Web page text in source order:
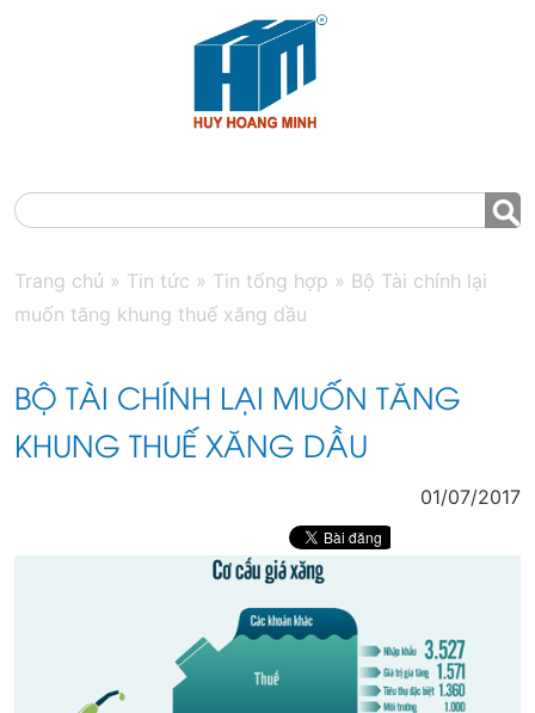
Trang chủ » Tin tức » Tin tổng hợp » Bộ Tài chính lại
muốn tăng khung thuế xăng dầu
BỘ TÀI CHÍNH LẠI MUỐN TĂNG
KHUNG THUẾ XĂNG DẦU
01/07/2017